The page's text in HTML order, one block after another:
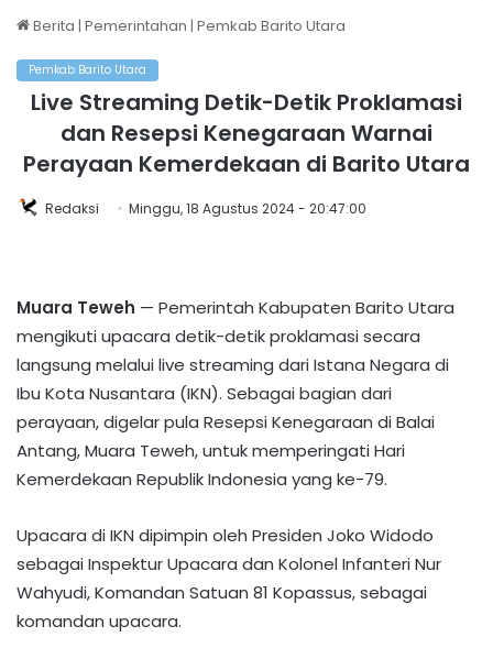
Berita | Pemerintahan | Pemkab Barito Utara
Pemkab Barito Utara
Live Streaming Detik-Detik Proklamasi
dan Resepsi Kenegaraan Warnai
Perayaan Kemerdekaan di Barito Utara
Redaksi Minggu, 18 Agustus 2024 - 20:47:00
Muara Teweh — Pemerintah Kabupaten Barito Utara
mengikuti upacara detik-detik proklamasi secara
langsung melalui live streaming dari Istana Negara di
Ibu Kota Nusantara (IKN). Sebagai bagian dari
perayaan, digelar pula Resepsi Kenegaraan di Balai
Antang, Muara Teweh, untuk memperingati Hari
Kemerdekaan Republik Indonesia yang ke-79.
Upacara di IKN dipimpin oleh Presiden Joko Widodo
sebagai Inspektur Upacara dan Kolonel Infanteri Nur
Wahyudi, Komandan Satuan 81 Kopassus, sebagai
komandan upacara.